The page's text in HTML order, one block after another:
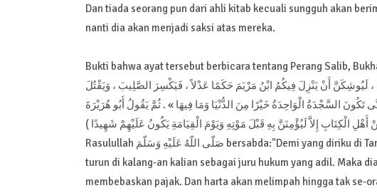
Dan tiada seorang pun dari ahli kitab kecuali sungguh akan
nanti dia akan menjadi saksi atas mereka.
Bukti bahwa ayat tersebut berbicara tentang Perang Salib,
أَنْ يَنْزِلَ فِيكُمُ ابْنُ مَرْيَمَ حَكَمًا عَدْلاً ، فَيَكْسِرَ الصَّلِيبَ ، وَيَقْتُلَ
تَكُونَ السَّجْدَةُ الْوَاحِدَةُ خَيْرًا مِنَ الدُّنْيَا وَمَا فِيهَا » . ثُمَّ يَقُولُ أَبُو هُرَيْرَةَ
الْكِتَابِ إِلاَّ لَيُؤْمِنَنَّ بِهِ قَبْلَ مَوْتِهِ وَيَوْمَ الْقِيَامَةِ يَكُونُ عَلَيْهِمْ شَهِيدًا )
Rasulullah صَلّى اللّهُ عَلَيْهِ وَسَلّمَ bersabda:"Demi yang diriku di Tangan-Nya, niscaya sungguh Putra Maryam hampir sekali
turun di kalang-an kalian sebagai juru hukum yang adil. Maka
membebaskan pajak. Dan harta akan melimpah hingga tak se-